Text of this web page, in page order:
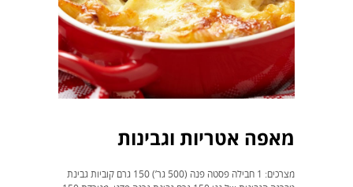
מאפה אטריות וגבינות
מצרכים: 1 חבילה פסטה פנה (500 גר’) 150 גרם קוביות גבינת